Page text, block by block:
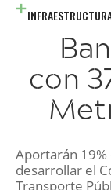
con
Aportarán 19%
desarrollar el
Transporte